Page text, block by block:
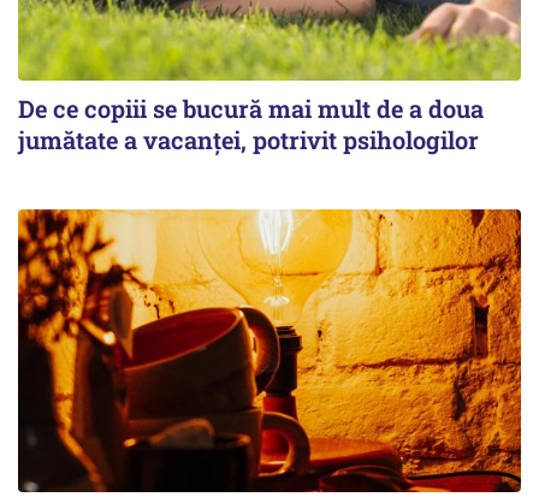
De ce copiii se bucură mai mult de a doua
jumătate a vacanței, potrivit psihologilor